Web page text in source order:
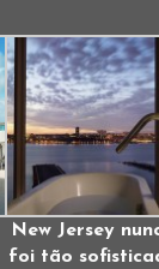
New Jersey
foi tão